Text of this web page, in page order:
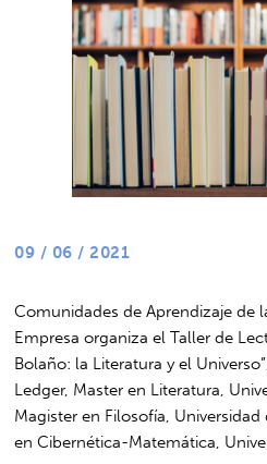
09 / 06 / 2021
Comunidades de Aprendizaje de
Empresa organiza el Taller de
Bolaño: la Literatura y el
Ledger, Master en Literatura,
Magister en Filosofía,
en Cibernética-Matemática,